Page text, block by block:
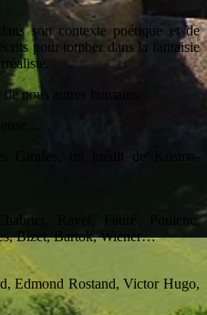
son contexte poétique et de
pour tomber dans la fantaisie
nous autres humains.
Girafes, un inédit de Kosma-
Ravel, Fauré, Poulenc,
Bizet, Bartok, Wiener…
Edmond Rostand, Victor Hugo,